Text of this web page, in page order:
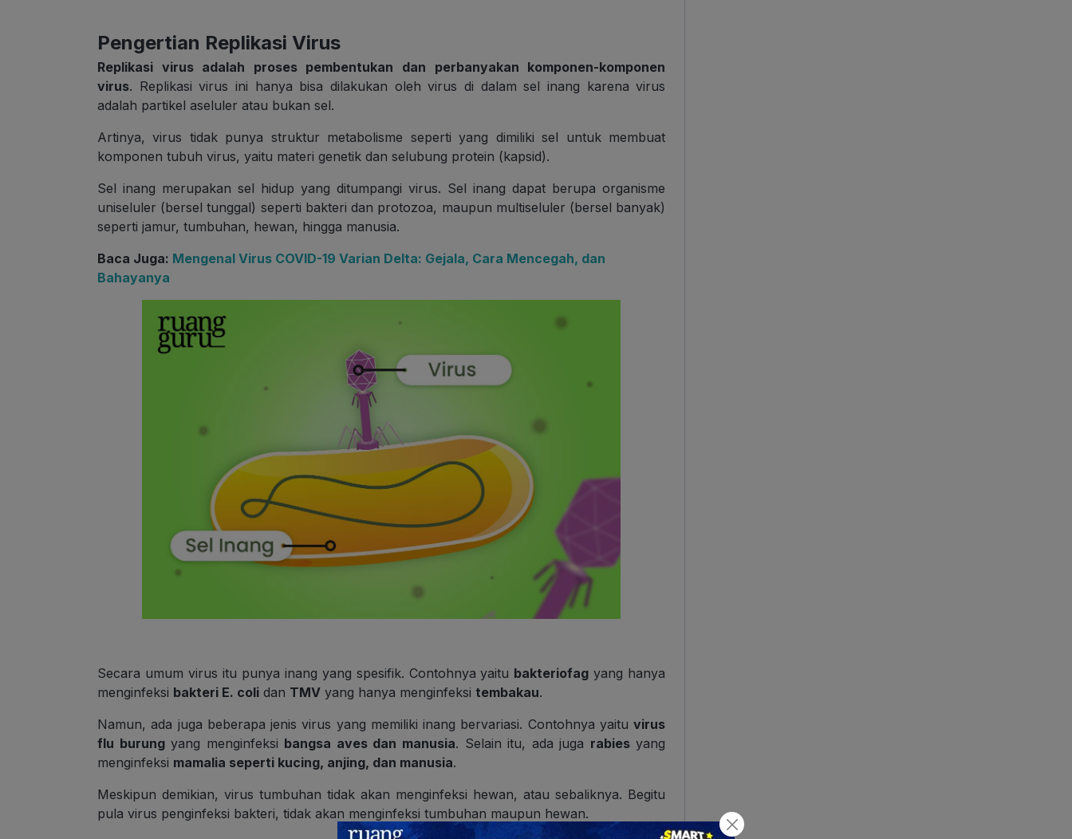
Pengertian Replikasi Virus
Replikasi virus adalah proses pembentukan dan perbanyakan komponen-komponen
virus. Replikasi virus ini hanya bisa dilakukan oleh virus di dalam sel inang karena virus
adalah partikel aseluler atau bukan sel.
Artinya, virus tidak punya struktur metabolisme seperti yang dimiliki sel untuk membuat
komponen tubuh virus, yaitu materi genetik dan selubung protein (kapsid).
Sel inang merupakan sel hidup yang ditumpangi virus. Sel inang dapat berupa organisme
uniseluler (bersel tunggal) seperti bakteri dan protozoa, maupun multiseluler (bersel banyak)
seperti jamur, tumbuhan, hewan, hingga manusia.
Baca Juga: Mengenal Virus COVID-19 Varian Delta: Gejala, Cara Mencegah, dan
Bahayanya
Secara umum virus itu punya inang yang spesifik. Contohnya yaitu bakteriofag yang hanya
menginfeksi bakteri E. coli dan TMV yang hanya menginfeksi tembakau.
Namun, ada juga beberapa jenis virus yang memiliki inang bervariasi. Contohnya yaituvirus
flu burungyang menginfeksi bangsa aves dan manusia. Selain itu, ada juga rabiesyang
menginfeksi mamalia seperti kucing, anjing, dan manusia.
Meskipun demikian, virus tumbuhan tidak akan menginfeksi hewan, atau sebaliknya. Begitu
pula virus penginfeksi bakteri, tidak akan menginfeksi tumbuhan maupun hewan.